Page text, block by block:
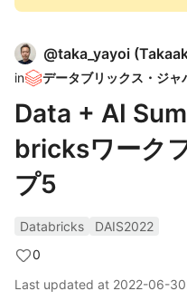
@taka_yayoi (
in
Data + AI
bricksワーク
プ5
Databricks
DAIS2022
0
Last updated at 2022-06-30